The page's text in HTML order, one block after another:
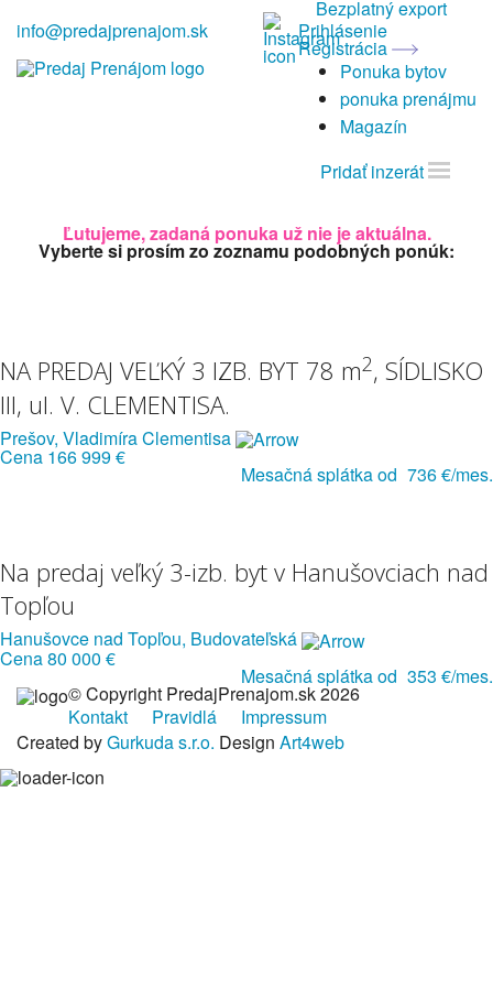
info@predajprenajom.sk
Bezplatný export
Prihlásenie
Registrácia
Ponuka bytov
ponuka prenájmu
Magazín
Pridať inzerát
Ľutujeme, zadaná ponuka už nie je aktuálna.
Vyberte si prosím zo zoznamu podobných ponúk:
NA PREDAJ VEĽKÝ 3 IZB. BYT 78 m2, SÍDLISKO
III, ul. V. CLEMENTISA.
Prešov, Vladimíra Clementisa
Cena 166 999 €
Mesačná splátka od 736 €/mes.
Na predaj veľký 3-izb. byt v Hanušovciach nad
Topľou
Hanušovce nad Topľou, Budovateľská
Cena80 000 €
Mesačná splátka od 353 €/mes.
© Copyright PredajPrenajom.sk 2026
Kontakt
Pravidlá
Impressum
Created byGurkuda s.r.o. Design Art4web